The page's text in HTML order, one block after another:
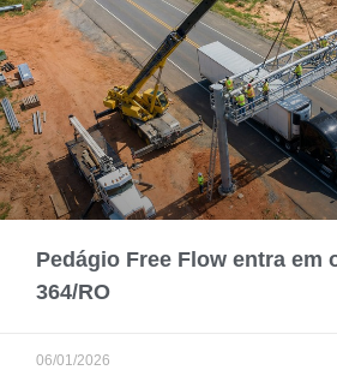
Pedágio Free Flow entra em
364/RO
06/01/2026